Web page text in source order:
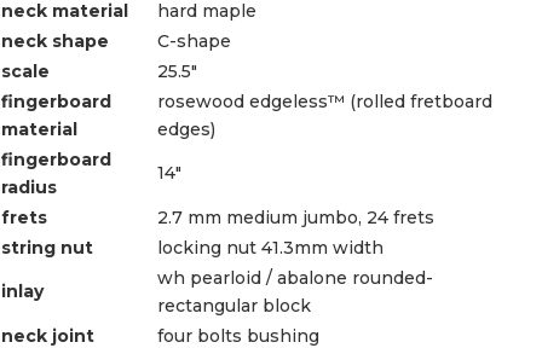
neck material
hard maple
neck shape
C-shape
scale
25.5″
fingerboard
material
rosewood edgeless™ (rolled fretboard
edges)
fingerboard
radius
14″
frets
2.7 mm medium jumbo, 24 frets
string nut
locking nut 41.3mm width
inlay
wh pearloid / abalone rounded-
rectangular block
neck joint
four bolts bushing